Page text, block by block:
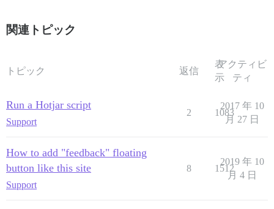
関連トピック
トピック 返信
表
示
アクティビ
ティ
Run a Hotjar script
Support
2 1083
2017 年 10
月 27 日
How to add "feedback" floating
button like this site
Support
8 1512
2019 年 10
月 4 日